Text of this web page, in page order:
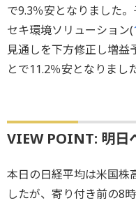
で9.3％安となりました
セキ環境ソリューション(
見通しを下方修正し増益
とで11.2％安となりました
VIEW POINT: 明日
本日の日経平均は米国株
したが、寄り付き前の8